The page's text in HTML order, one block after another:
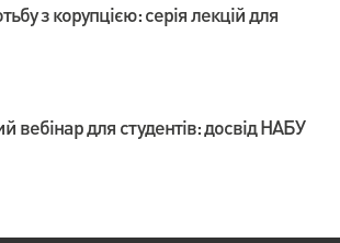
з корупцією: серія лекцій для
вебінар для студентів: досвід НАБУ